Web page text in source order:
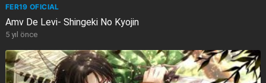
FER19 OFICIAL
Amv De Levi- Shingeki No Kyojin
5 yıl önce